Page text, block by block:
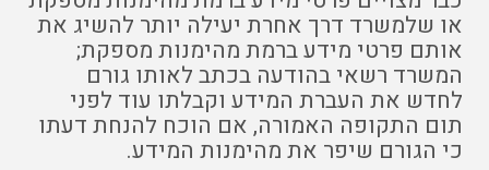
או שלמשרד דרך אחרת יעילה יותר להשיג את
אותם פרטי מידע ברמת מהימנות מספקת;
המשרד רשאי בהודעה בכתב לאותו גורם
לחדש את העברת המידע וקבלתו עוד לפני
תום התקופה האמורה, אם הוכח להנחת דעתו
כי הגורם שיפר את מהימנות המידע.